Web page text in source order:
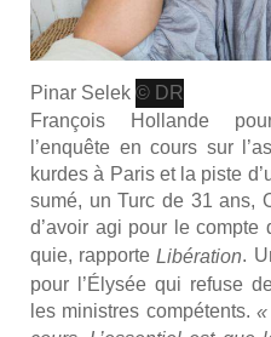
Pinar Selek © DR
Fran­çois Hol­lande
l’enquête en cours sur
kurdes à Paris et la piste
su­mé, un Turc de 31 ans,
d’avoir agi pour le compte
quie, rap­porte Libé­ra­tion.
pour l’Élysée qui refuse
les ministres com­pé­tents.«